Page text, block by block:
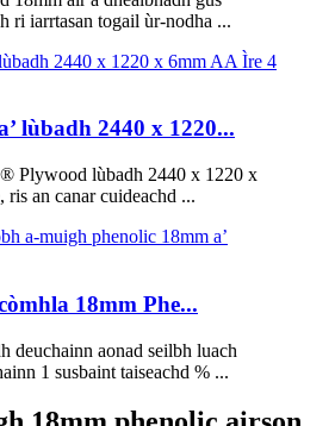
ri iarrtasan togail ùr-nodha ...
lùbadh 2440 x 1220...
Plywood lùbadh 2440 x 1220 x
an canar cuideachd ...
18mm Phe...
deuchainn aonad seilbh luach
1 susbaint taiseachd % ...